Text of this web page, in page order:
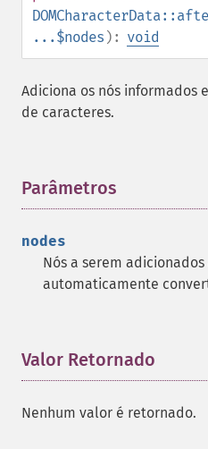
...$nodes ): void
Adiciona os nós informados
de caracteres.
Parâmetros
nodes
Nós a serem
automaticamente
Valor Retornado
Nenhum valor é retornado.